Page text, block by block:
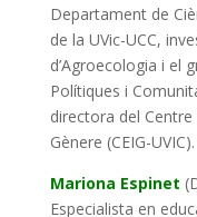
Departament de
de la UVic-UCC,
d’Agroecologia i el
Polítiques i
directora del Centre
Gènere (CEIG-UVIC).
Mariona Espinet
Especialista en